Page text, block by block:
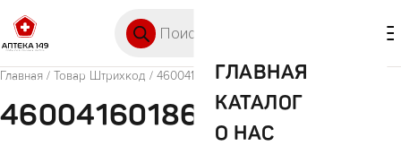
ГЛАВНАЯ
КАТАЛОГ
О НАС
Главная / Товар Штрихкод / 4600416018611
4600416018611